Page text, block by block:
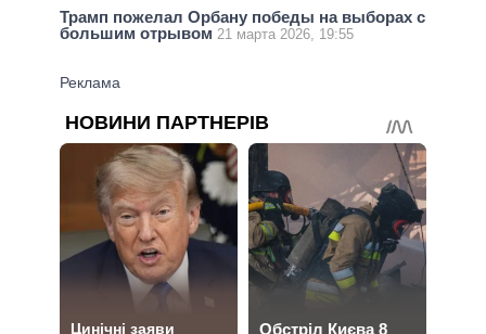
Трамп пожелал Орбану победы на выборах с
большим отрывом 21 марта 2026, 19:55